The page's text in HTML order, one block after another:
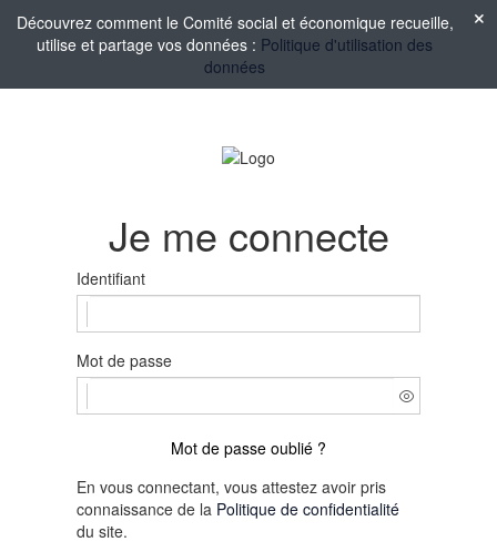
Découvrez comment le Comité social et économique recueille,
utilise et partage vos données : Politique d'utilisation des
données
Je me connecte
Identifiant
Mot de passe
Mot de passe oublié ?
En vous connectant, vous attestez avoir pris
connaissance de la Politique de confidentialité
du site.